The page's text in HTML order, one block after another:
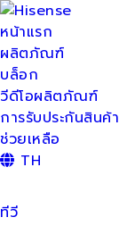
หน้าแรก
ผลิตภัณฑ์
บล็อก
วีดีโอผลิตภัณฑ์
การรับประกันสินค้า
ช่วยเหลือ
TH
ทีวี